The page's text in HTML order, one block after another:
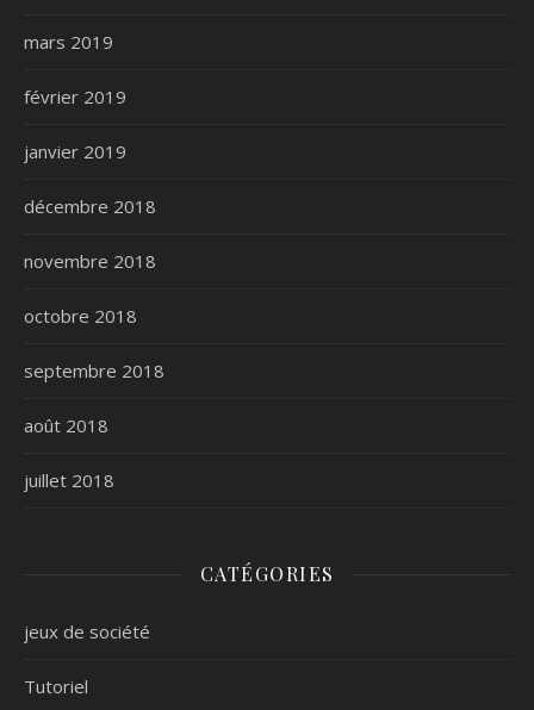
mars 2019
février 2019
janvier 2019
décembre 2018
novembre 2018
octobre 2018
septembre 2018
août 2018
juillet 2018
CATÉGORIES
jeux de société
Tutoriel